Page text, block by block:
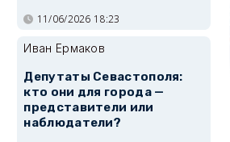
11/06/2026 18:23
Иван Ермаков
Депутаты Севастополя:
кто они для города —
представители или
наблюдатели?